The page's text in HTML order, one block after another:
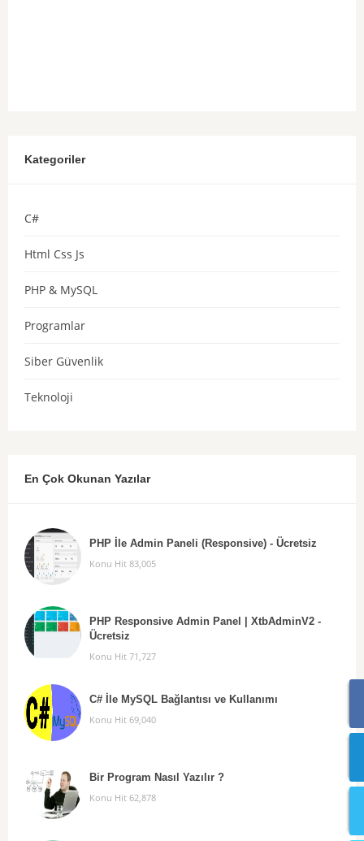
Kategoriler
C#
Html Css Js
PHP & MySQL
Programlar
Siber Güvenlik
Teknoloji
En Çok Okunan Yazılar
PHP İle Admin Paneli (Responsive) - Ücretsiz
Konu Hit 83,005
PHP Responsive Admin Panel | XtbAdminV2 -
Ücretsiz
Konu Hit 71,727
C# İle MySQL Bağlantısı ve Kullanımı
Konu Hit 69,040
Bir Program Nasıl Yazılır ?
Konu Hit 62,878